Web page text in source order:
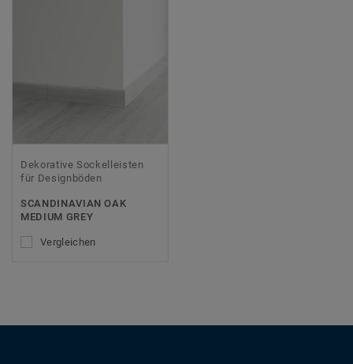
Dekorative Sockelleisten
für Designböden
SCANDINAVIAN OAK
MEDIUM GREY
Vergleichen